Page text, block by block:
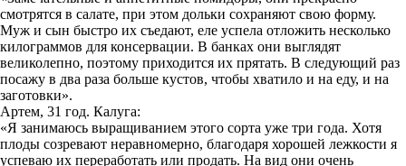
смотрятся в салате, при этом дольки сохраняют свою форму.
Муж и сын быстро их съедают, еле успела отложить несколько
килограммов для консервации. В банках они выглядят
великолепно, поэтому приходится их прятать. В следующий раз
посажу в два раза больше кустов, чтобы хватило и на еду, и на
заготовки».
Артем, 31 год. Калуга:
«Я занимаюсь выращиванием этого сорта уже три года. Хотя
плоды созревают неравномерно, благодаря хорошей лежкости я
успеваю их переработать или продать. На вид они очень